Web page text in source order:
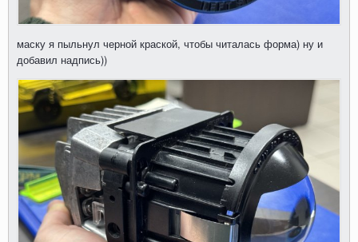
маску я пыльнул черной краской, чтобы читалась форма) ну и
добавил надпись))